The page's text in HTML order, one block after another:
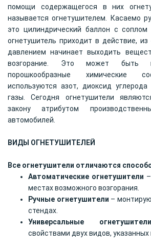
помощи содержащегося в них
называется огнетушителем. Касаемо
это цилиндрический баллон с соплом
огнетушитель приходит в действие,
давлением начинает выходить
возгорание. Это может быть
порошкообразные химические
используются азот, диоксид
газы. Сегодня огнетушители
закону атрибутом
автомобилей.
ВИДЫ ОГНЕТУШИТЕЛЕЙ
Все огнетушители отличаются
Автоматические огнетушители
местах возможного возгорания.
Ручные огнетушители –
стендах.
Универсальные огнетушители
свойствами двух видов, указанных